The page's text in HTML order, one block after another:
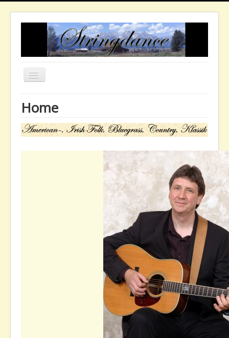
Navigation
an/aus
Termine
Medien
Home